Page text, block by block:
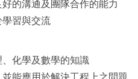
的溝通及團隊合作的能力
習與交流
化學及數學的知識